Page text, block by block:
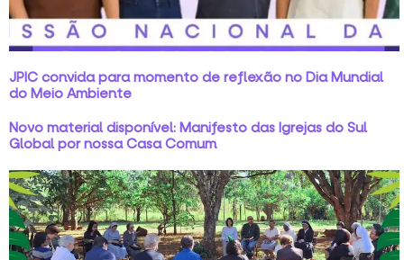
JPIC convida para momento de reflexão no Dia Mundial
do Meio Ambiente
Novo material disponível: Manifesto das Igrejas do Sul
Global por nossa Casa Comum